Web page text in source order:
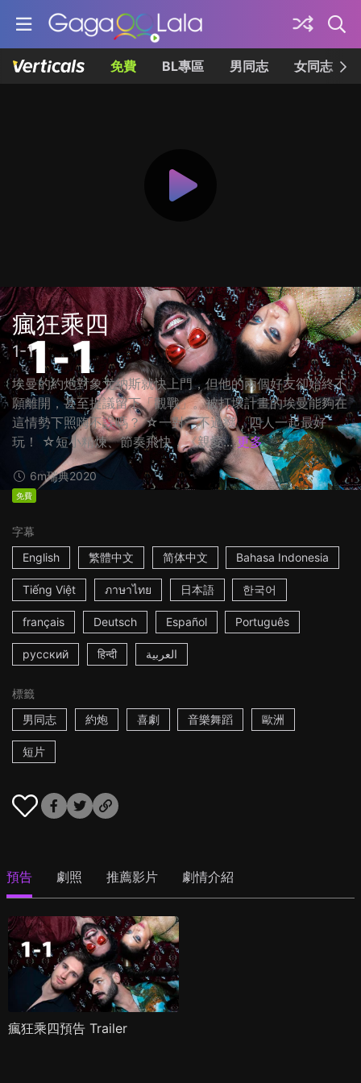
免費 BL專區 男同志 女同志
瘋狂乘四
1-1
埃曼的約炮對象尤納斯就快上門，但他的兩個好友卻始終不
願離開，甚至提議留下「觀戰」。被打壞計畫的埃曼能夠在
這情勢下照嗨不誤嗎？ ☆一對一不過癮，四人一起最好
玩！ ☆短小精煉、節奏飛快，《親愛... 更多
6m瑞典2020
免費
字幕
English
繁體中文 简体中文 Bahasa Indonesia
Tiếng Việt ภาษาไทย 日本語 한국어
français Deutsch Español Português
русский हिन्दी العربية
標籤
男同志
約炮 喜劇 音樂舞蹈 歐洲
短片
預告 劇照 推薦影片 劇情介紹
瘋狂乘四預告 Trailer